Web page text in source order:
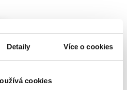
Detaily Více o cookies
cookies